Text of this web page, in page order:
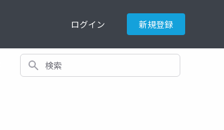
ログイン 新規登録
検索